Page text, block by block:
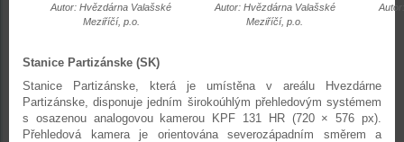
Autor: Hvězdárna Valašské
Meziříčí, p.o.
Autor: Hvězdárna Valašské
Meziříčí, p.o.
Stanice Partizánske (SK)
Stanice Partizánske, která je umístěna v areálu Hvezdárne
Partizánske, disponuje jedním širokoúhlým přehledovým systémem
s osazenou analogovou kamerou KPF 131 HR (720 × 576 px).
Přehledová kamera je orientována severozápadním směrem a